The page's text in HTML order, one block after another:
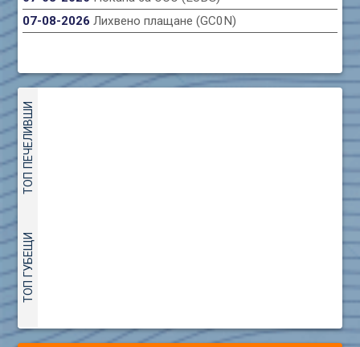
07-08-2026Лихвено плащане (GC0N)
ТОП ПЕЧЕЛИВШИ
ТОП ГУБЕЩИ